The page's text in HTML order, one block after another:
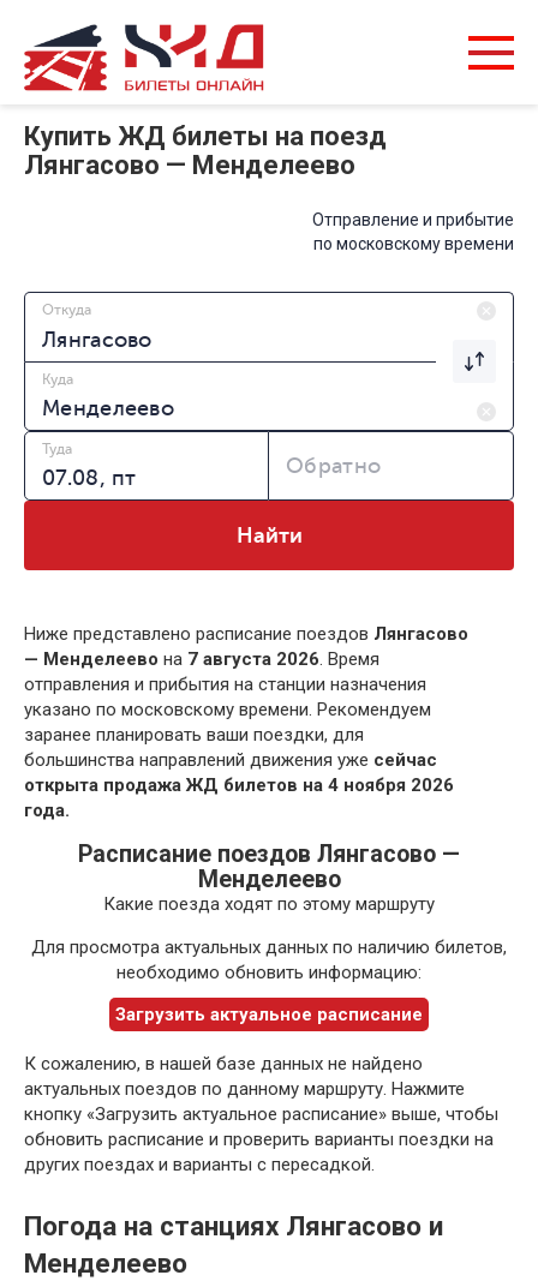
Купить ЖД билеты на поезд
Лянгасово — Менделеево
Отправление и прибытие
по московскому времени
Откуда
Куда
Туда
Обратно
Найти
Ниже представлено расписание поездов Лянгасово
— Менделеево на 7 августа 2026. Время
отправления и прибытия на станции назначения
указано по московскому времени. Рекомендуем
заранее планировать ваши поездки, для
большинства направлений движения уже сейчас
открыта продажа ЖД билетов на 4 ноября 2026
года.
Расписание поездов Лянгасово —
Менделеево
Какие поезда ходят по этому маршруту
Для просмотра актуальных данных по наличию билетов,
необходимо обновить информацию:
Загрузить актуальное расписание
К сожалению, в нашей базе данных не найдено
актуальных поездов по данному маршруту. Нажмите
кнопку «Загрузить актуальное расписание» выше, чтобы
обновить расписание и проверить варианты поездки на
других поездах и варианты с пересадкой.
Погода на станциях Лянгасово и
Менделеево